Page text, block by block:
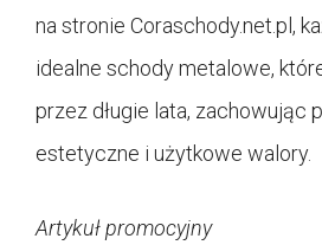
na stronie Coraschody.net.pl,
idealne schody metalowe,
przez długie lata, zachowując
estetyczne i użytkowe walory.
Artykuł promocyjny